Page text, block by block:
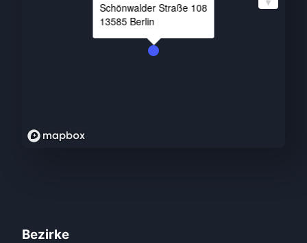
Schönwalder Straße 108
13585 Berlin
Bezirke